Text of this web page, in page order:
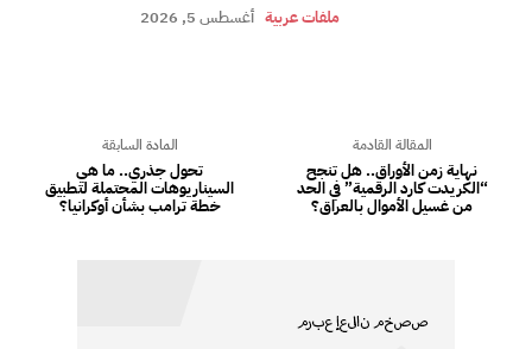
ملفات عربية أغسطس 5, 2026
المادة السابقة
تحول جذري.. ما هي
السيناريوهات المحتملة لتطبيق
خطة ترامب بشأن أوكرانيا؟
المقالة القادمة
نهاية زمن الأوراق.. هل تنجح
“الكريدت كارد الرقمية” في الحد
من غسيل الأموال بالعراق؟